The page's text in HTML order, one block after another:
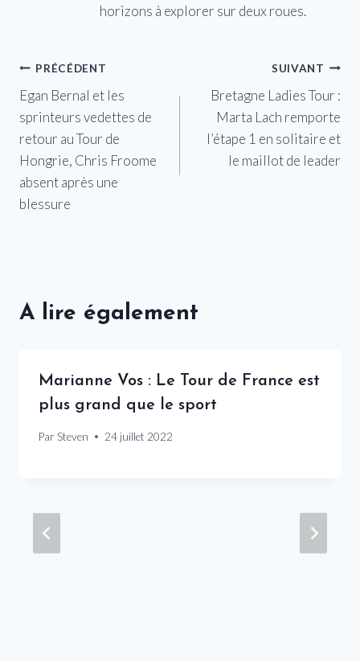
horizons à explorer sur deux roues.
Navigation
de
l’article
PRÉCÉDENT
Egan Bernal et les
sprinteurs vedettes de
retour au Tour de
Hongrie, Chris Froome
absent après une
blessure
SUIVANT
Bretagne Ladies Tour :
Marta Lach remporte
l’étape 1 en solitaire et
le maillot de leader
A lire également
Marianne Vos : Le Tour de France est
plus grand que le sport
Par Steven 24 juillet 2022